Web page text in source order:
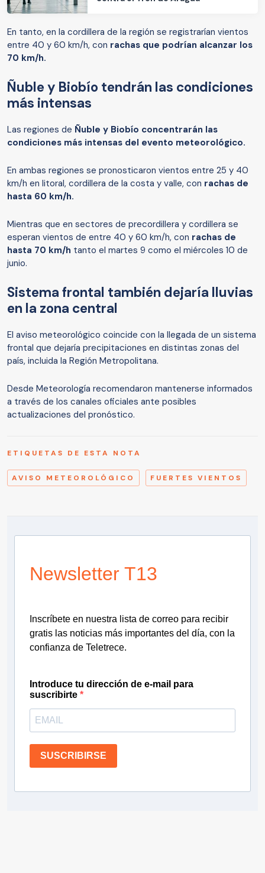
En tanto, en la cordillera de la región se registrarían vientos
entre 40 y 60 km/h, con rachas que podrían alcanzar los
70 km/h.
Ñuble y Biobío tendrán las condiciones
más intensas
Las regiones de Ñuble y Biobío concentrarán las
condiciones más intensas del evento meteorológico.
En ambas regiones se pronosticaron vientos entre 25 y 40
km/h en litoral, cordillera de la costa y valle, con rachas de
hasta 60 km/h.
Mientras que en sectores de precordillera y cordillera se
esperan vientos de entre 40 y 60 km/h, con rachas de
hasta 70 km/h tanto el martes 9 como el miércoles 10 de
junio.
Sistema frontal también dejaría lluvias
en la zona central
El aviso meteorológico coincide con la llegada de un sistema
frontal que dejaría precipitaciones en distintas zonas del
país, incluida la Región Metropolitana.
Desde Meteorología recomendaron mantenerse informados
a través de los canales oficiales ante posibles
actualizaciones del pronóstico.
ETIQUETAS DE ESTA NOTA
AVISO METEOROLÓGICO FUERTES VIENTOS
Newsletter T13
Inscríbete en nuestra lista de correo para recibir
gratis las noticias más importantes del día, con la
confianza de Teletrece.
Introduce tu dirección de e-mail para
suscribirte
SUSCRIBIRSE